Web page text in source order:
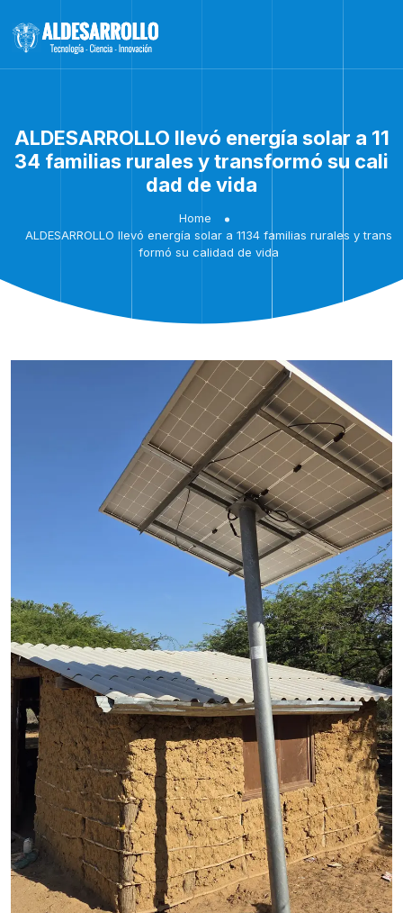
ALDESARROLLO llevó energía solar a 11
34 familias rurales y transformó su cali
dad de vida
Home
ALDESARROLLO llevó energía solar a 1134 familias rurales y trans
formó su calidad de vida